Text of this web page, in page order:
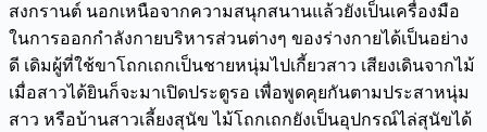
สงกรานต์ นอกเหนือจากความสนุกสนานแล้วยังเป็นเครื่องมือ
ในการออกกำลังกายบริหารส่วนต่างๆ ของร่างกายได้เป็นอย่าง
ดี เดิมผู้ที่ใช้ขาโถกเถกเป็นชายหนุ่มไปเกี้ยวสาว เสียงเดินจากไม้
เมื่อสาวได้ยินก็จะมาเปิดประตูรอ เพื่อพูดคุยกันตามประสาหนุ่ม
สาว หรือบ้านสาวเลี้ยงสุนัข ไม้โถกเถกยังเป็นอุปกรณ์ไล่สุนัขได้